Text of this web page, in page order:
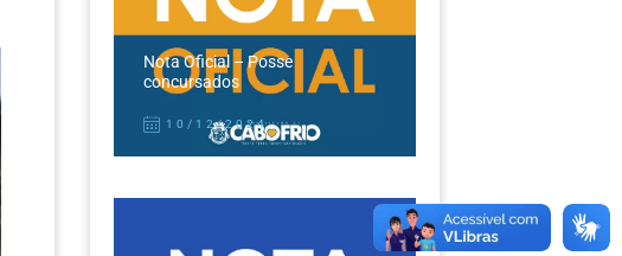
Nota Oficial – Posse
concursados
10/12/2024